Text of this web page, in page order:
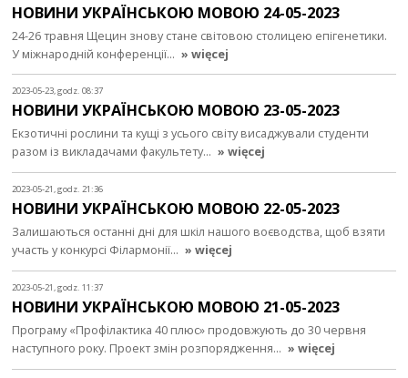
НОВИНИ УКРАЇНСЬКОЮ МОВОЮ 24-05-2023
24-26 травня Щецин знову стане світовою столицею епігенетики.
У міжнародній конференції… » więcej
2023-05-23, godz. 08:37
НОВИНИ УКРАЇНСЬКОЮ МОВОЮ 23-05-2023
Екзотичні рослини та кущі з усього світу висаджували студенти
разом із викладачами факультету… » więcej
2023-05-21, godz. 21:36
НОВИНИ УКРАЇНСЬКОЮ МОВОЮ 22-05-2023
Залишаються останні дні для шкіл нашого воєводства, щоб взяти
участь у конкурсі Філармонії… » więcej
2023-05-21, godz. 11:37
НОВИНИ УКРАЇНСЬКОЮ МОВОЮ 21-05-2023
Програму «Профілактика 40 плюс» продовжують до 30 червня
наступного року. Проект змін розпорядження… » więcej